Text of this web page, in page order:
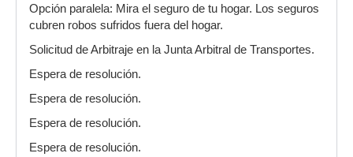
Opción paralela: Mira el seguro de tu hogar. Los seguros
cubren robos sufridos fuera del hogar.
Solicitud de Arbitraje en la Junta Arbitral de Transportes.
Espera de resolución.
Espera de resolución.
Espera de resolución.
Espera de resolución.